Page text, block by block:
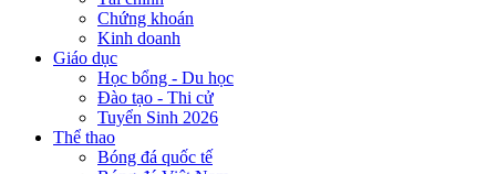
Chứng khoán
Kinh doanh
Giáo dục
Học bổng - Du học
Đào tạo - Thi cử
Tuyển Sinh 2026
Thể thao
Bóng đá quốc tế